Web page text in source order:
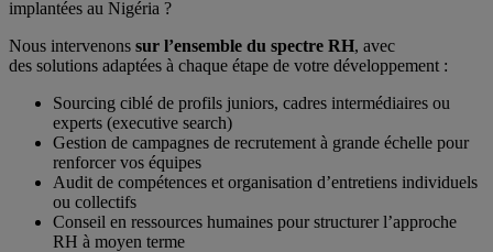
implantées au Nigéria ?
Nous intervenons sur l’ensemble du spectre RH, avec
des solutions adaptées à chaque étape de votre développement :
Sourcing ciblé de profils juniors, cadres intermédiaires ou
experts (executive search)
Gestion de campagnes de recrutement à grande échelle pour
renforcer vos équipes
Audit de compétences et organisation d’entretiens individuels
ou collectifs
Conseil en ressources humaines pour structurer l’approche
RH à moyen terme